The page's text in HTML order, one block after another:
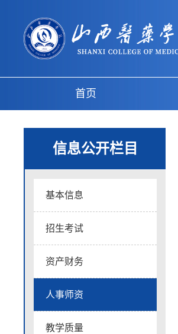
首页
信息公开栏目
基本信息
招生考试
资产财务
人事师资
教学质量